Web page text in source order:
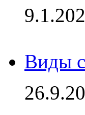
Виды